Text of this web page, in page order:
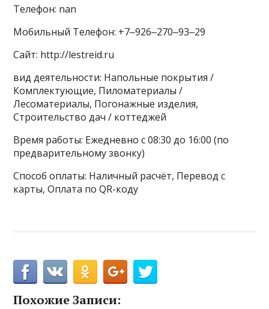
Телефон: nan
Мобильный Телефон: +7‒926‒270‒93‒29
Сайт: http://lestreid.ru
вид деятельности: Напольные покрытия /
Комплектующие, Пиломатериалы /
Лесоматериалы, Погонажные изделия,
Строительство дач / коттеджей
Время работы: Ежедневно с 08:30 до 16:00 (по
предварительному звонку)
Способ оплаты: Наличный расчёт, Перевод с
карты, Оплата по QR-коду
Похожие Записи: